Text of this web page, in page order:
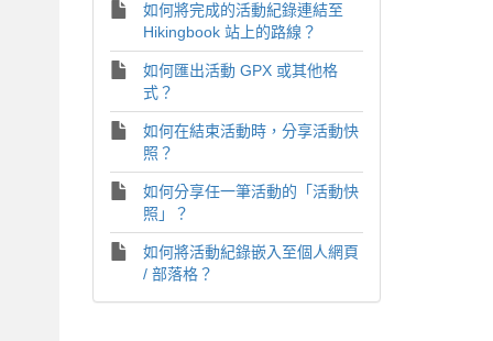
如何將完成的活動紀錄連結至
Hikingbook 站上的路線？
如何匯出活動 GPX 或其他格
式？
如何在結束活動時，分享活動快
照？
如何分享任一筆活動的「活動快
照」？
如何將活動紀錄嵌入至個人網頁
/ 部落格？